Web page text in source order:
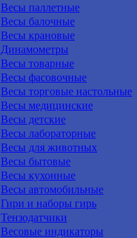
Весы паллетные
Весы балочные
Весы крановые
Динамометры
Весы товарные
Весы фасовочные
Весы торговые настольные
Весы медицинские
Весы детские
Весы лабораторные
Весы для животных
Весы бытовые
Весы кухонные
Весы автомобильные
Гири и наборы гирь
Тензодатчики
Весовые индикаторы